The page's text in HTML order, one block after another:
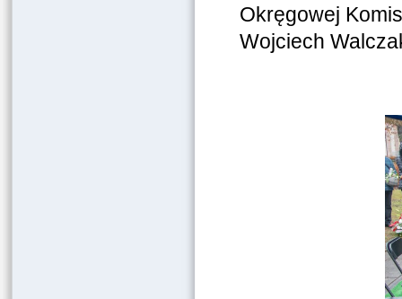
Okręgowej
Wojciech